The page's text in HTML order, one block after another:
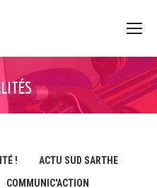
!
ACTU SUD SARTHE
COMMUNIC'ACTION